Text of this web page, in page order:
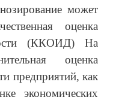
может
оценка
(ККОИД) На
оценка
предприятий, как
экономических